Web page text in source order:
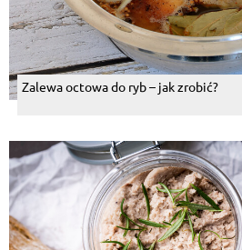
Zalewa octowa do ryb – jak zrobić?